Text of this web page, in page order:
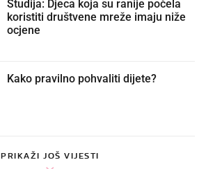
Studija: Djeca koja su ranije počela
koristiti društvene mreže imaju niže
ocjene
Kako pravilno pohvaliti dijete?
PRIKAŽI JOŠ VIJESTI